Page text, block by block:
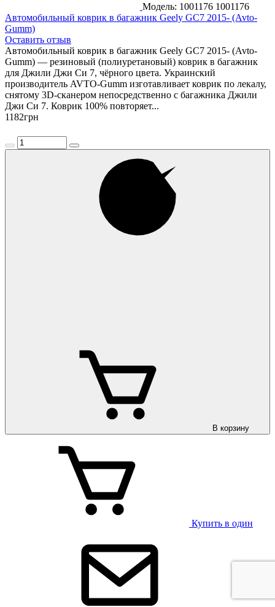
Модель: 1001176 1001176
Автомобильный коврик в багажник Geely GC7 2015- (Avto-
Gumm)
Оставить отзыв
Автомобильный коврик в багажник Geely GC7 2015- (Avto-
Gumm) — резиновый (полиуретановый) коврик в багажник
для Джили Джи Си 7, чёрного цвета. Украинский
производитель AVTO-Gumm изготавливает коврик по лекалу,
снятому 3D-сканером непосредственно с багажника Джили
Джи Си 7. Коврик 100% повторяет...
1182грн
В корзину
Купить в один